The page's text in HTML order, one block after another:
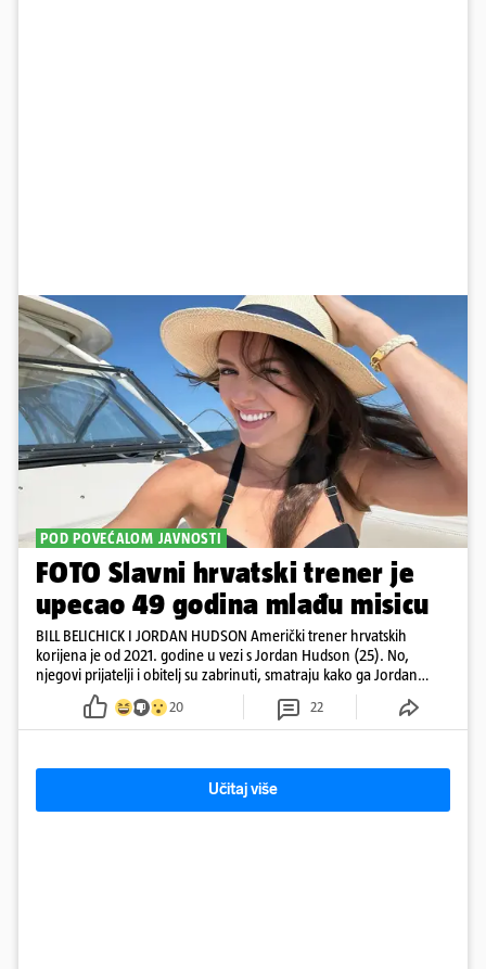
POD POVEĆALOM JAVNOSTI
FOTO Slavni hrvatski trener je
upecao 49 godina mlađu misicu
BILL BELICHICK I JORDAN HUDSON Američki trener hrvatskih
korijena je od 2021. godine u vezi s Jordan Hudson (25). No,
njegovi prijatelji i obitelj su zabrinuti, smatraju kako ga Jordan
kontrolira
20 22
Učitaj više